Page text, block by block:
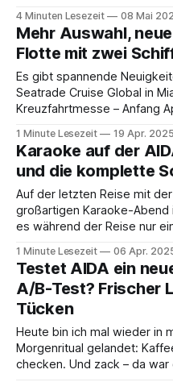
Beliebter Service bleibt
Kabinengruß-Service
Familienmitgliedern
4 Minuten Lesezeit 08 Mai
Mehr Auswahl,
Flotte mit zwei
Es gibt spannende
Seatrade Cruise Global in
Kreuzfahrtmesse – Anfang
komplett neuen Generation
1 Minute Lesezeit 19 Apr. 2025
Karaoke auf der
und die komplette
Auf der letzten Reise mit
großartigen Karaoke-Abend
es während der Reise nur
und wir wären definitiv gerne
Abend war mit viel
1 Minute Lesezeit 06 Apr.
Testet AIDA ein
A/B-Test? Frischer
Tücken
Heute bin ich mal wieder in
Morgenritual gelandet:
checken. Und zack – da